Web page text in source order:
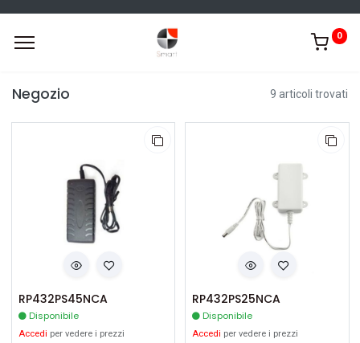
0
Negozio 9 articoli trovati
RP432PS45NCA
Disponibile
Accedi per vedere i prezzi
RP432PS25NCA
Disponibile
Accedi per vedere i prezzi